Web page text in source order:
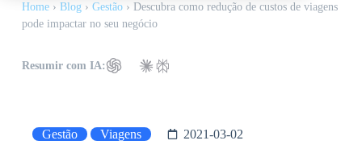
Home› Blog› Gestão› Descubra como redução de custos de viagens
pode impactar no seu negócio
Resumir com IA:
Gestão Viagens 2021-03-02